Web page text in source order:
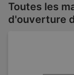
Toutes les
d'ouverture